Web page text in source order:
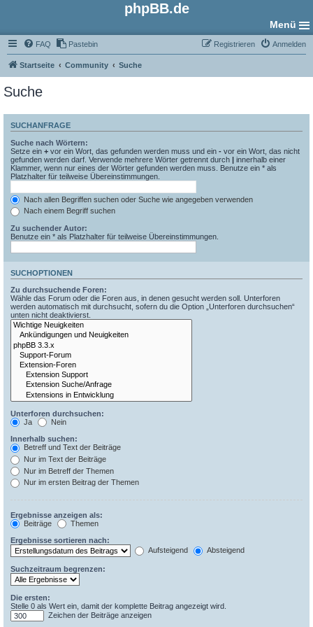
phpBB.de
Menü
FAQ Pastebin Anmelden
Registrieren
Startseite Community Suche
Suche
SUCHANFRAGE
Suche nach Wörtern:
Setze ein + vor ein Wort, das gefunden werden muss und ein - vor ein Wort, das nicht
gefunden werden darf. Verwende mehrere Wörter getrennt durch | innerhalb einer
Klammer, wenn nur eines der Wörter gefunden werden muss. Benutze ein * als
Platzhalter für teilweise Übereinstimmungen.
Nach allen Begriffen suchen oder Suche wie angegeben verwenden
Nach einem Begriff suchen
Zu suchender Autor:
Benutze ein * als Platzhalter für teilweise Übereinstimmungen.
SUCHOPTIONEN
Zu durchsuchende Foren:
Wähle das Forum oder die Foren aus, in denen gesucht werden soll. Unterforen
werden automatisch mit durchsucht, sofern du die Option „Unterforen durchsuchen“
unten nicht deaktivierst.
Unterforen durchsuchen:
Ja
Nein
Innerhalb suchen:
Betreff und Text der Beiträge
Nur im Text der Beiträge
Nur im Betreff der Themen
Nur im ersten Beitrag der Themen
Ergebnisse anzeigen als:
Beiträge
Themen
Ergebnisse sortieren nach:
Aufsteigend
Absteigend
Suchzeitraum begrenzen:
Die ersten:
Stelle 0 als Wert ein, damit der komplette Beitrag angezeigt wird.
Zeichen der Beiträge anzeigen